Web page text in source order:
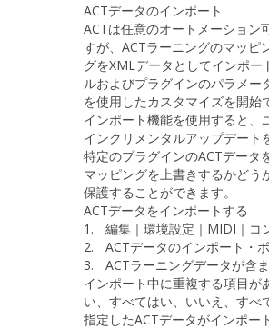
ACTデータのインポート
ACTは任意のオートメーション
すが、ACTラーニングのマッピ
グをXMLデータとしてインポ
ルおよびプラグインのパラメ
を使用したカスタマイズを開始
インポート機能を使用すると
インクリメンタルアップデー
特定のプラグインのACTデータ
マッピングを上書きするかど
保護することができます。
ACTデータをインポートする
1.
編集｜環境設定｜MIDI｜コ
2.
ACTデータのインポート ・
3.
ACTラーニングデータが含
インポート中に重複する項目
い
すべてはい いいえ すべ
指定したACTデータがインポー